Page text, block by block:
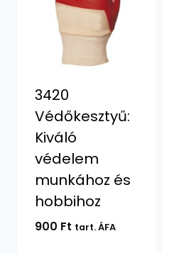
3420
Védőkesztyű:
Kiváló
védelem
munkához és
hobbihoz
900 Ft tart. ÁFA